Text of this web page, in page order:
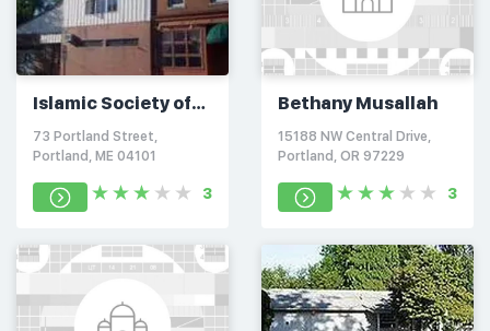
Islamic Society of
Portland
73 Portland Street,
Portland, ME 04101
3
Bethany Musallah
15188 NW Central Drive,
Portland, OR 97229
3